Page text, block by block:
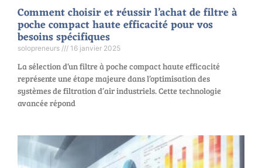
Comment choisir et réussir l’achat de filtre à
poche compact haute efficacité pour vos
besoins spécifiques
solopreneurs 16 janvier 2025
La sélection d’un filtre à poche compact haute efficacité
représente une étape majeure dans l’optimisation des
systèmes de filtration d’air industriels. Cette technologie
avancée répond